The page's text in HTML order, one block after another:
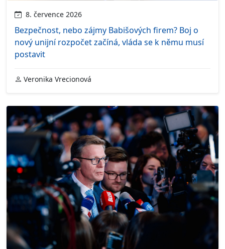
8. července 2026
Bezpečnost, nebo zájmy Babišových firem? Boj o
nový unijní rozpočet začíná, vláda se k němu musí
postavit
Veronika Vrecionová